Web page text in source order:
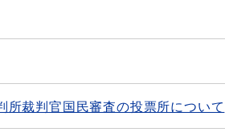
裁判官国民審査の投票所について